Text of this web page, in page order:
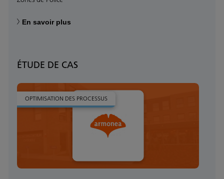
En savoir plus
ÉTUDE DE CAS
OPTIMISATION DES PROCESSUS